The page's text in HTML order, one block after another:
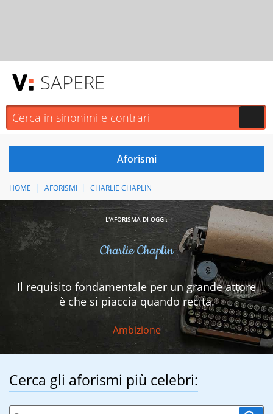
SAPERE
HOME AFORISMI CHARLIE CHAPLIN
L'AFORISMA DI OGGI:
Charlie Chaplin
Il requisito fondamentale per un grande attore
è che si piaccia quando recita.
Ambizione
Cerca gli aforismi più celebri: